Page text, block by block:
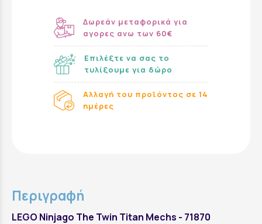
Δωρεάν μεταφορικά για
αγορες ανω των 60€
Επιλέξτε να σας το
τυλίξουμε για δώρο
Αλλαγή του προϊόντος σε 14
ημέρες
Περιγραφή
LEGO Ninjago The Twin Titan Mechs - 71870